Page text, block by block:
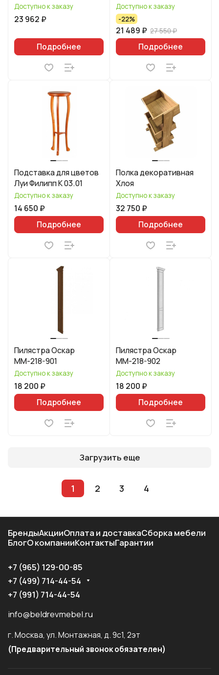
Доступно к заказу
23 962 ₽
Подробнее
Доступно к заказу
-22%
21 489 ₽ 27 550 ₽
Подробнее
Подставка для цветов
Луи Филипп К 03.01
Доступно к заказу
14 650 ₽
Подробнее
Полка декоративная
Хлоя
Доступно к заказу
32 750 ₽
Подробнее
Пилястра Оскар
ММ-218-901
Доступно к заказу
18 200 ₽
Подробнее
Пилястра Оскар
ММ-218-902
Доступно к заказу
18 200 ₽
Подробнее
Загрузить еще
1 2 3 4
БрендыАкцииОплата и доставкаСборка мебели
БлогО компанииКонтактыГарантии
+7 (965) 129-00-85
+7 (499) 714-44-54
+7 (991) 714-44-54
info@beldrevmebel.ru
г. Москва, ул. Монтажная, д. 9с1, 2эт
(Предварительный звонок обязателен)